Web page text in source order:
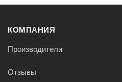
КОМПАНИЯ
Производители
Отзывы